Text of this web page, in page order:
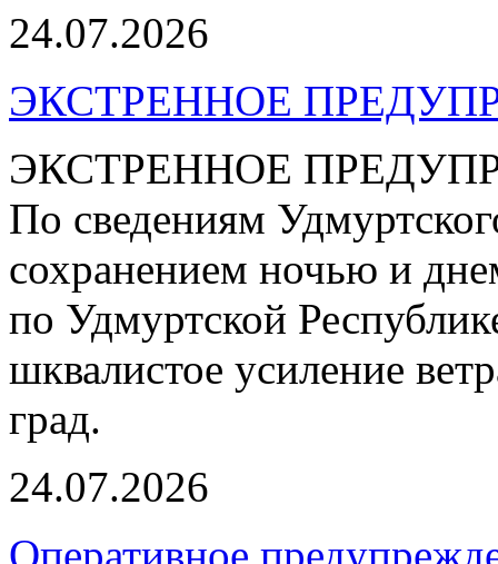
24.07.2026
ЭКСТРЕННОЕ
ЭКСТРЕННОЕ
По сведениям
сохранением ночью и
по Удмуртской
шквалистое усиление
град.
24.07.2026
Оперативное